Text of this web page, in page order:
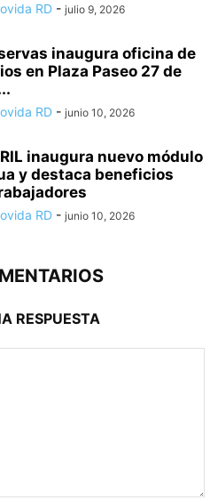
RD - julio 9, 2026
inaugura oficina de
en Plaza Paseo 27 de
RD - junio 10, 2026
inaugura nuevo módulo
y destaca beneficios
RD - junio 10, 2026
RESPUESTA